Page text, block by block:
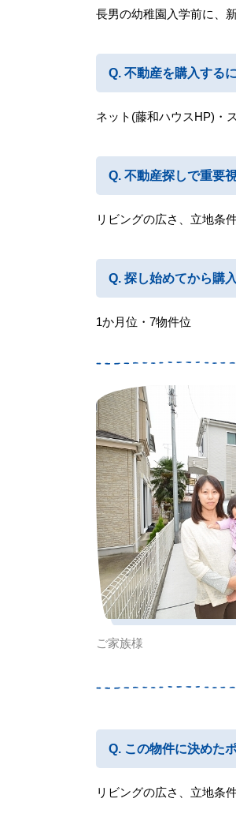
長男の幼稚園入学前に、
不動産を購入する
ネット(藤和ハウスHP)・
不動産探しで重要
リビングの広さ、立地条
探し始めてから購
1か月位・7物件位
ご家族様
この物件に決めた
リビングの広さ、立地条